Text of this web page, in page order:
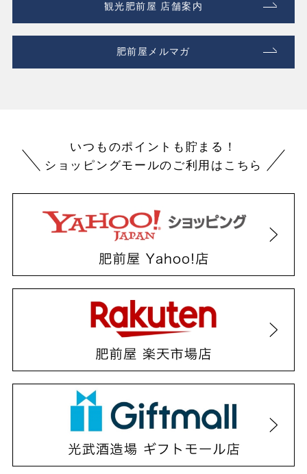
観光肥前屋 店舗案内
肥前屋メルマガ
いつものポイントも貯まる！
ショッピングモールのご利用はこちら